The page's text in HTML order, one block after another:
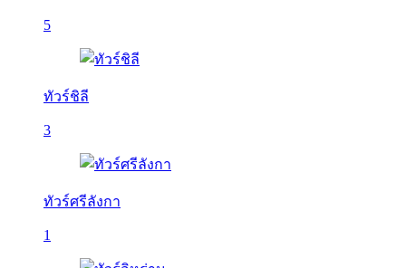
5
ทัวร์ชิลี
3
ทัวร์ศรีลังกา
1